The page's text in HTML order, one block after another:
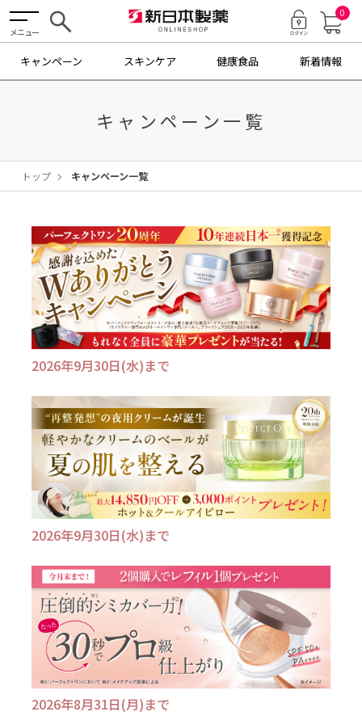
メニュー
0
キャンペーン スキンケア 健康食品 新着情報
キャンペーン一覧
トップ キャンペーン一覧
2026年9月30日(水)まで
2026年9月30日(水)まで
2026年8月31日(月)まで